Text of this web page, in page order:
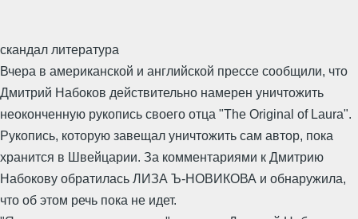
скандал литература
Вчера в американской и английской прессе сообщили, что
Дмитрий Набоков действительно намерен уничтожить
неоконченную рукопись своего отца "The Original of Laura".
Рукопись, которую завещал уничтожить сам автор, пока
хранится в Швейцарии. За комментариями к Дмитрию
Набокову обратилась ЛИЗА Ъ-НОВИКОВА и обнаружила,
что об этом речь пока не идет.